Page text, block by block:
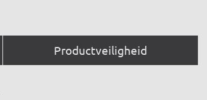
Productveiligheid